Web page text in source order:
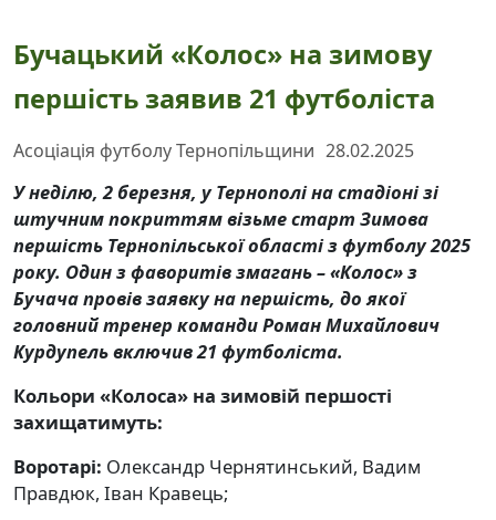
Бучацький «Колос» на зимову
першість заявив 21 футболіста
Асоціація футболу Тернопільщини 28.02.2025
У неділю, 2 березня, у Тернополі на стадіоні зі
штучним покриттям візьме старт Зимова
першість Тернопільської області з футболу 2025
року. Один з фаворитів змагань – «Колос» з
Бучача провів заявку на першість, до якої
головний тренер команди Роман Михайлович
Курдупель включив 21 футболіста.
Кольори «Колоса» на зимовій першості
захищатимуть:
Воротарі: Олександр Чернятинський, Вадим
Правдюк, Іван Кравець;